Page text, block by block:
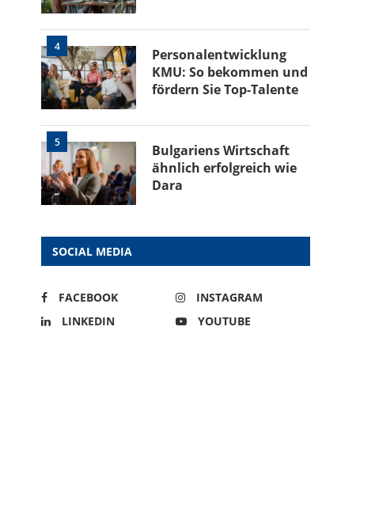
4
Personalentwicklung
KMU: So bekommen und
fördern Sie Top-Talente
5
Bulgariens Wirtschaft
ähnlich erfolgreich wie
Dara
SOCIAL MEDIA
FACEBOOK
INSTAGRAM
LINKEDIN
YOUTUBE